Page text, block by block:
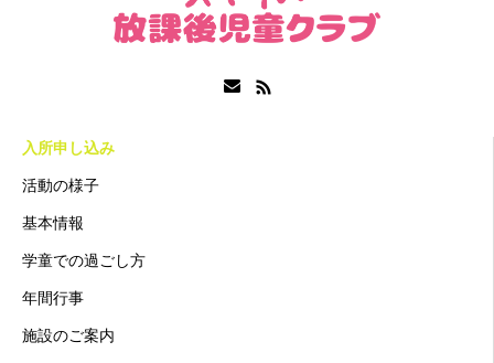
入所申し込み
活動の様子
基本情報
学童での過ごし方
年間行事
施設のご案内